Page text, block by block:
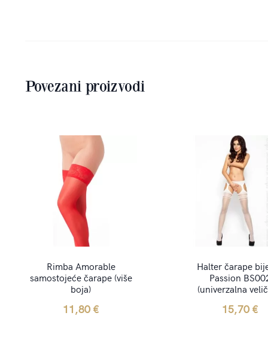
Povezani proizvodi
Rimba Amorable
samostojeće čarape (više
boja)
11,80€
Halter čarape
Passion
(univerzalna
15,70€